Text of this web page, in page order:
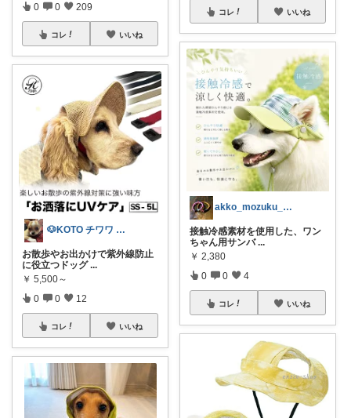
0 0 209
コレ いいね
🐶KOTO チワワ スムース
お散歩やお出かけで紫外線防止
に役立つドッグ ...
￥ 5,500～
0 0 12
コレ いいね
コレ いいね
akko_mozuku_mugisuke
接触冷感素材を使用した、ワン
ちゃん用サンバ ...
￥ 2,380
0 0 4
コレ いいね